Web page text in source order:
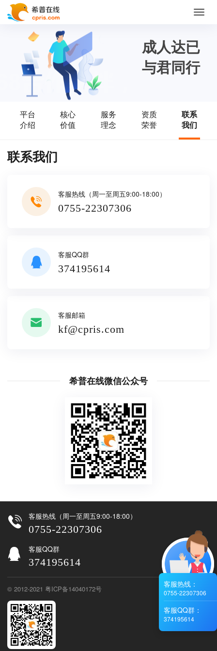
成人达已
与君同行
平台
介绍
核心
价值
服务
理念
资质
荣誉
联系
我们
联系我们
客服热线（周一至周五9:00-18:00）
0755-22307306
客服QQ群
374195614
客服邮箱
kf@cpris.com
希普在线微信公众号
客服热线（周一至周五9:00-18:00）
0755-22307306
客服QQ群
374195614
© 2012-2021 粤ICP备14040172号
客服热线：
0755-22307306
客服QQ群：
374195614